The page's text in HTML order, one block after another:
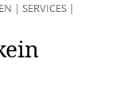
| SERVICES |